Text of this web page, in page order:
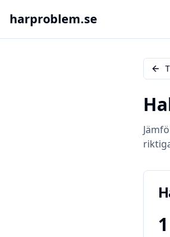
harproblem.se
1